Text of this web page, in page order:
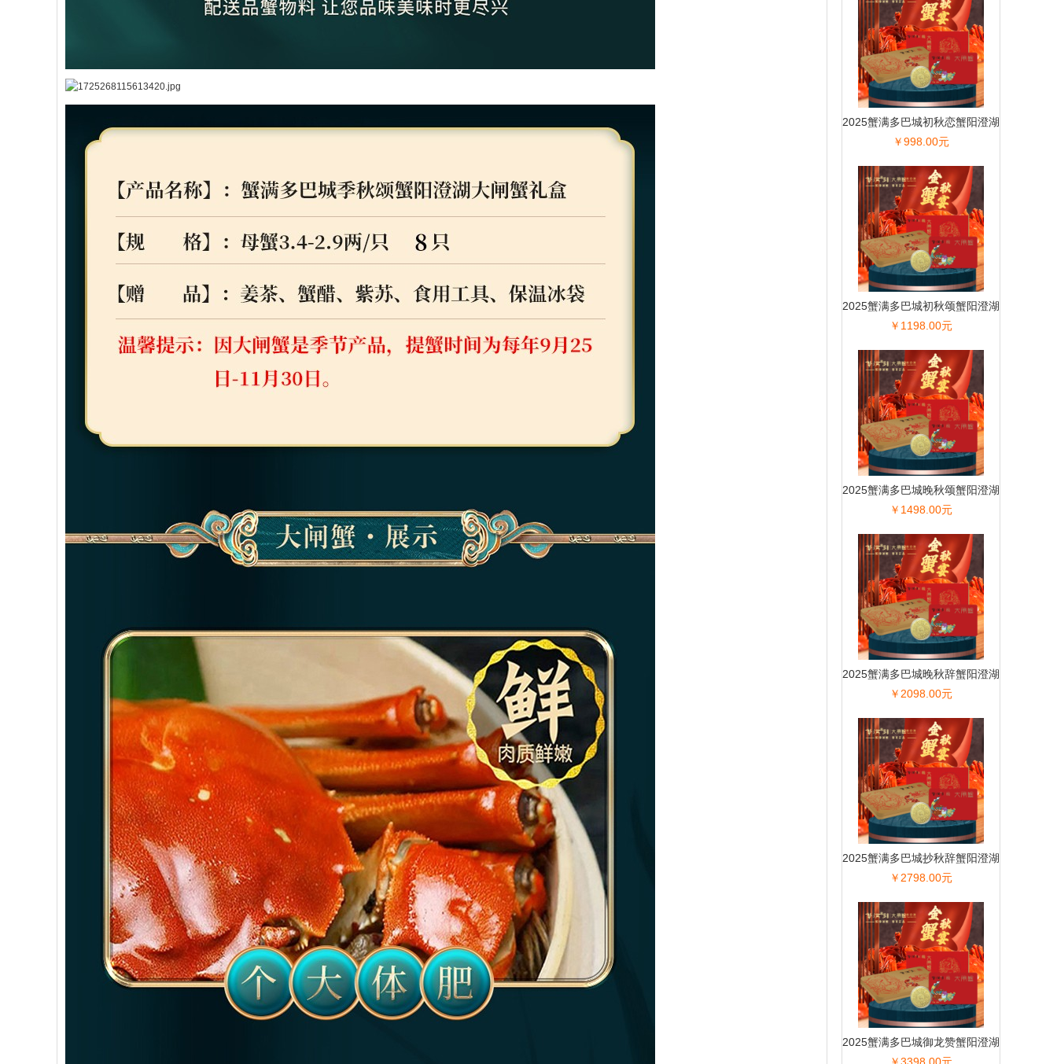
2025蟹满多巴城初秋恋蟹阳澄湖
大闸蟹
￥998.00元
2025蟹满多巴城初秋颂蟹阳澄湖
大闸蟹
￥1198.00元
2025蟹满多巴城晚秋颂蟹阳澄湖
大闸蟹
￥1498.00元
2025蟹满多巴城晚秋辞蟹阳澄湖
大闸蟹
￥2098.00元
2025蟹满多巴城抄秋辞蟹阳澄湖
大闸蟹
￥2798.00元
2025蟹满多巴城御龙赞蟹阳澄湖